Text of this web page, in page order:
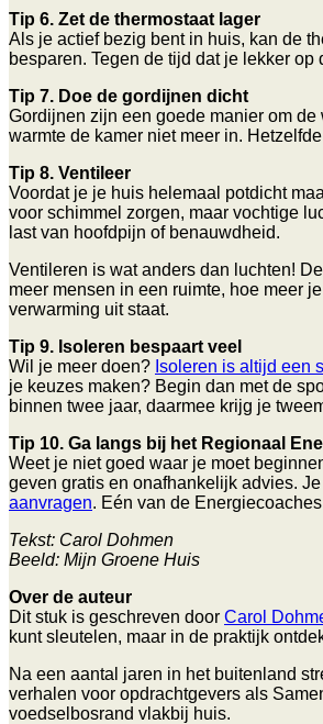
Tip 6. Zet de thermostaat lager
Als je actief bezig bent in huis, kan de
besparen. Tegen de tijd dat je lekker
Tip 7. Doe de gordijnen dicht
Gordijnen zijn een goede manier om
warmte de kamer niet meer in.
Tip 8. Ventileer
Voordat je je huis helemaal potdicht
voor schimmel zorgen, maar vochtige
last van hoofdpijn of benauwdheid.
Ventileren is wat anders dan luchten!
meer mensen in een ruimte, hoe meer
verwarming uit staat.
Tip 9. Isoleren bespaart veel
Wil je meer doen? Isoleren is altijd een
je keuzes maken? Begin dan met de
binnen twee jaar, daarmee krijg je
Tip 10. Ga langs bij het Regionaal
Weet je niet goed waar je moet
geven gratis en onafhankelijk advies.
aanvragen. Eén van de
Tekst: Carol Dohmen
Beeld: Mijn Groene Huis
Over de auteur
Dit stuk is geschreven door Carol
kunt sleutelen, maar in de praktijk
Na een aantal jaren in het buitenland
verhalen voor opdrachtgevers als
voedselbosrand vlakbij huis.